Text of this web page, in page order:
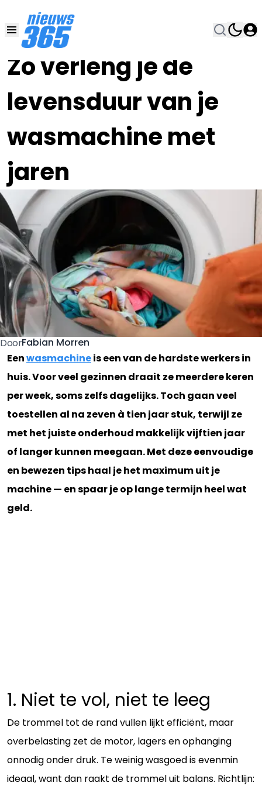
Zo verleng je de
levensduur van je
wasmachine met
jaren
12 AUG 2025, 16:00
DoorFabian Morren
Eenwasmachineis een van de hardste werkers in
huis. Voor veel gezinnen draait ze meerdere keren
per week, soms zelfs dagelijks. Toch gaan veel
toestellen al na zeven à tien jaar stuk, terwijl ze
met het juiste onderhoud makkelijk vijftien jaar
of langer kunnen meegaan. Met deze eenvoudige
en bewezen tips haal je het maximum uit je
machine — en spaar je op lange termijn heel wat
geld.
1. Niet te vol, niet te leeg
De trommel tot de rand vullen lijkt efficiënt, maar
overbelasting zet de motor, lagers en ophanging
onnodig onder druk. Te weinig wasgoed is evenmin
ideaal, want dan raakt de trommel uit balans. Richtlijn: